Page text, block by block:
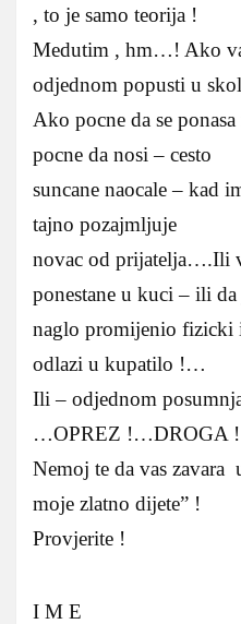
, to je samo teorija !
Medutim , hm…! Ako
odjednom popusti u
Ako pocne da se
pocne da nosi – cesto
suncane naocale – kad
tajno pozajmljuje
novac od prijatelja….Ili
ponestane u kuci – ili da
naglo promijenio
odlazi u kupatilo !…
Ili – odjednom
…OPREZ !…DROGA !
Nemoj te da vas zavara
moje zlatno dijete” !
Provjerite !
I M E